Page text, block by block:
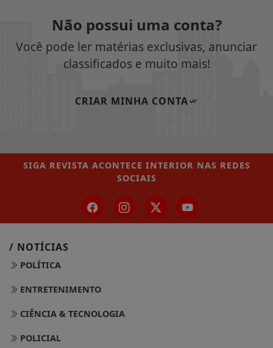
Não possui uma conta?
Você pode ler matérias exclusivas, anunciar
classificados e muito mais!
CRIAR MINHA CONTA
SIGA REVISTA ACONTECE INTERIOR NAS REDES
SOCIAIS
/ NOTÍCIAS
POLÍTICA
ENTRETENIMENTO
CIÊNCIA & TECNOLOGIA
POLICIAL